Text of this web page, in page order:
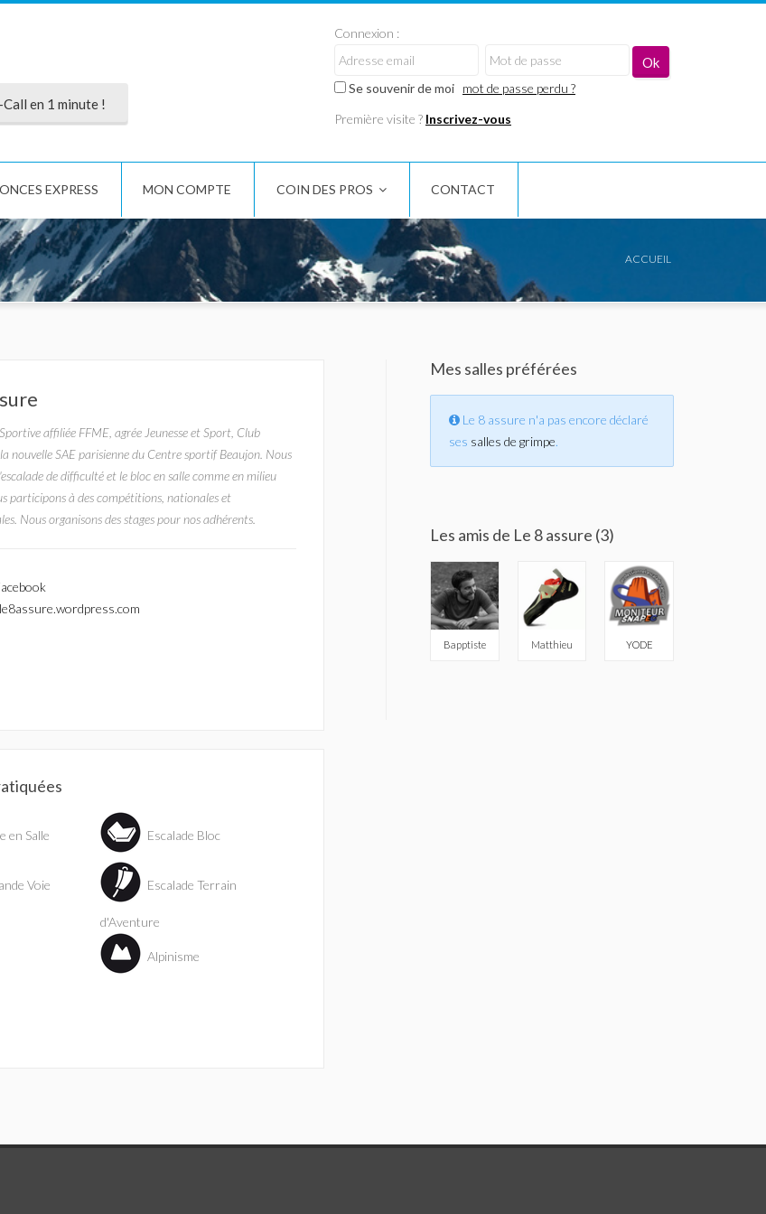
en 1 minute !
Connexion :
Se souvenir de moi mot de passe perdu ?
Première visite ? Inscrivez-vous
EXPRESS MON COMPTE COIN DES PROS CONTACT
ACCUEIL
affiliée FFME, agrée Jeunesse et Sport, Club
nouvelle SAE parisienne du Centre sportif Beaujon. Nous
de difficulté et le bloc en salle comme en milieu
participons à des compétitions, nationales et
Nous organisons des stages pour nos adhérents.
en Salle Escalade Bloc
Voie Escalade Terrain
d'Aventure
Alpinisme
Mes salles préférées
Le 8 assure n'a pas encore déclaré
ses salles de grimpe.
Les amis de Le 8 assure (3)
Bapptiste Matthieu YODE